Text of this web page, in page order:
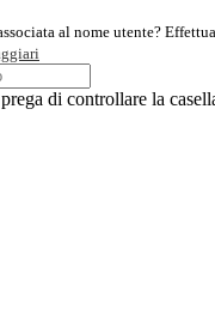
al nome utente?
di controllare la